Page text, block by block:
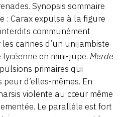
Synopsis sommaire
: Carax expulse à la figure
communément
cannes d’un unijambiste
lycéenne en mini-jupe. Merde
primaires qui
d’elles-mêmes. En
violente au cœur même
Le parallèle est fort